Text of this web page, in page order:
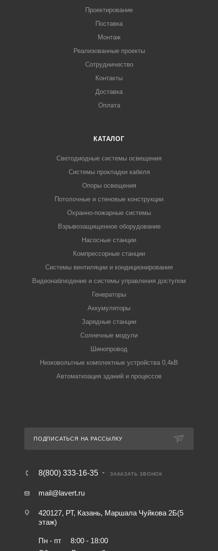
Проектирование
Поставка
Монтаж
Реализованные проекты
Сотрудничество
Контакты
Доставка
Оплата
КАТАЛОГ
Светодиодные системы освещения
Системы прокладки кабеля
Опоры освещения
Потолочные и стеновые конструкции
Охранно-пожарные системы
Взрывозащищенное оборудование
Насосные станции
Компрессорные станции
Системы вентиляции и кондиционирования
Видеонаблюдение и системы управления доступом
Генераторы
Аккумуляторы
Зарядные станции
Солнечные модули
Шинопровод
Низковольтные комплектные устройства 0,4кВ
Автоматизация зданий и процессов
ПОДПИСАТЬСЯ НА РАССЫЛКУ
8(800) 333-16-35 ЗАКАЗАТЬ ЗВОНОК
mail@lavert.ru
420127, РТ, Казань, Маршала Чуйкова 2Б(5
этаж)
Пн - пт
8:00 - 18:00